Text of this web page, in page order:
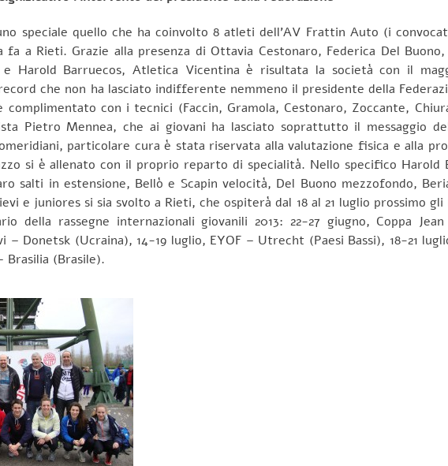
speciale quello che ha coinvolto 8 atleti dell’AV Frattin Auto (i
a Rieti. Grazie alla presenza di Ottavia Cestonaro, Federica Del
Harold Barruecos, Atletica Vicentina è risultata la società con il
che non ha lasciato indifferente nemmeno il presidente della
complimentato con i tecnici (Faccin, Gramola, Cestonaro, Zoccante,
Pietro Mennea, che ai giovani ha lasciato soprattutto il messaggio
particolare cura è stata riservata alla valutazione fisica e alla
si è allenato con il proprio reparto di specialità. Nello specifico
salti in estensione, Bellò e Scapin velocità, Del Buono mezzofondo,
e juniores si sia svolto a Rieti, che ospiterà dal 18 al 21 luglio prossimo
della rassegne internazionali giovanili 2013: 22-27 giugno, Coppa
– Donetsk (Ucraina), 14-19 luglio, EYOF – Utrecht (Paesi Bassi), 18-21
Brasilia (Brasile).